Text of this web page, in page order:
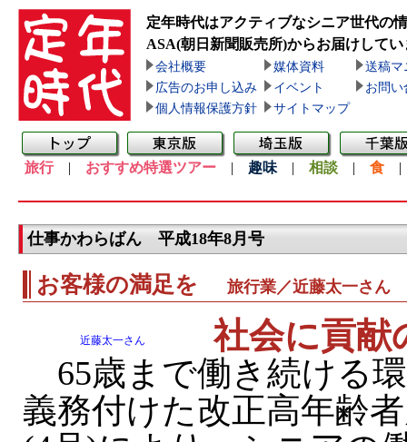
定年時代はアクティブなシニア世代の
ASA(朝日新聞販売所)からお届けしてい
会社概要 媒体資料
送稿マ
広告のお申し込み
イベント
お問い
個人情報保護方針
サイトマップ
旅行| おすすめ特選ツアー | 趣味 | 相談 | 食
仕事かわらばん 平成18年8月号
お客様の満足を 旅行業／近藤太一さん
近藤太一さん 社会に貢献
65歳まで働き続ける
義務付けた改正高年齢